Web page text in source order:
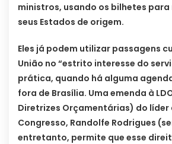
ministros, usando os bilhetes
seus Estados de origem.
Eles já podem utilizar passagens
União no “estrito interesse do
prática, quando há alguma
fora de Brasília. Uma emenda à
Diretrizes Orçamentárias) do líder
Congresso, Randolfe Rodrigues
entretanto, permite que esse